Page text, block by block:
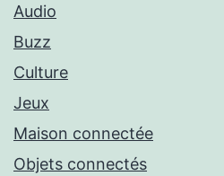
Audio
Buzz
Culture
Jeux
Maison connectée
Objets connectés